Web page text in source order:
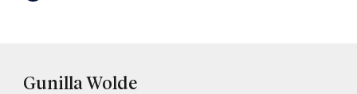
Gunilla Wolde